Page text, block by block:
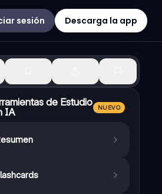
sesión Descarga la app
de Estudio
IA
NUEVO